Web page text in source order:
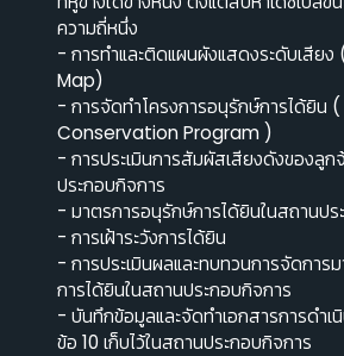
ความถี่หนึ่ง
- การทําและติดแผนผังแสดงระดับเสีย
Map)
- การจัดทําโครงการอนุรักษ์การได้ยิน
Conservation Program )
- การประเมินการสัมผัสเสียงดังของลูก
ประกอบกิจการ
- มาตรการอนุรักษ์การได้ยินในสถานปร
- การเฝ้าระวังการได้ยิน
- การประเมินผลและทบทวนการจัดการ
การได้ยินในสถานประกอบกิจการ
- บันทึกข้อมูลและจัดทําเอกสารการดําเ
ข้อ 10 เก็บไว้ในสถานประกอบกิจการ